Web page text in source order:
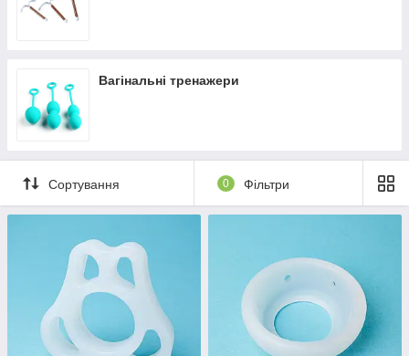
Вагінальні тренажери
Сортування 0 Фільтри